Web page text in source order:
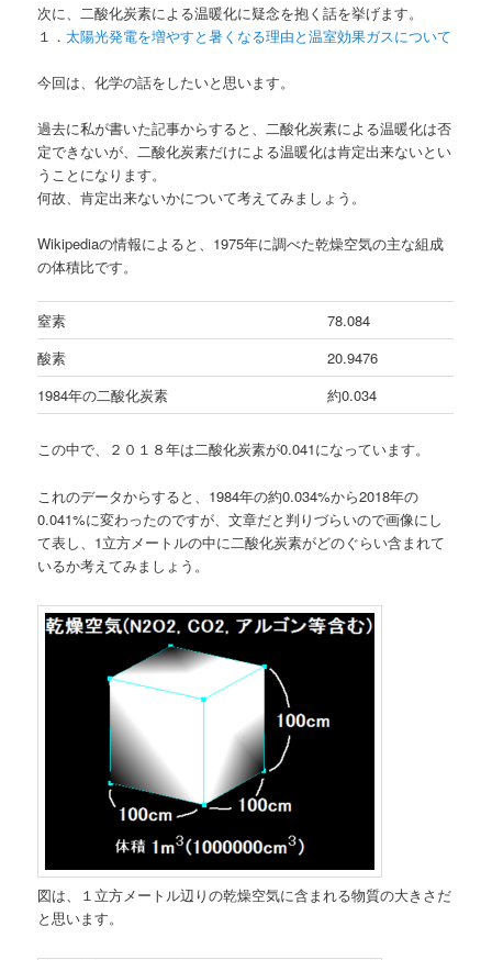
次に、二酸化炭素による温暖化に疑念を抱く話を挙げます。
１．太陽光発電を増やすと暑くなる理由と温室効果ガスについて
今回は、化学の話をしたいと思います。
過去に私が書いた記事からすると、二酸化炭素による温暖化は否
定できないが、二酸化炭素だけによる温暖化は肯定出来ないとい
うことになります。
何故、肯定出来ないかについて考えてみましょう。
Wikipediaの情報によると、1975年に調べた乾燥空気の主な組成
の体積比です。
窒素
78.084
酸素
20.9476
1984年の二酸化炭素
約0.034
この中で、２０１８年は二酸化炭素が0.041になっています。
これのデータからすると、1984年の約0.034%から2018年の
0.041%に変わったのですが、文章だと判りづらいので画像にし
て表し、1立方メートルの中に二酸化炭素がどのぐらい含まれて
いるか考えてみましょう。
図は、１立方メートル辺りの乾燥空気に含まれる物質の大きさだ
と思います。